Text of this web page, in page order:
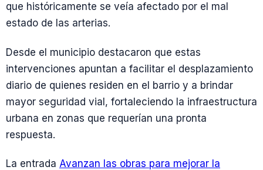
que históricamente se veía afectado por el mal
estado de las arterias.
Desde el municipio destacaron que estas
intervenciones apuntan a facilitar el desplazamiento
diario de quienes residen en el barrio y a brindar
mayor seguridad vial, fortaleciendo la infraestructura
urbana en zonas que requerían una pronta
respuesta.
La entrada Avanzan las obras para mejorar la